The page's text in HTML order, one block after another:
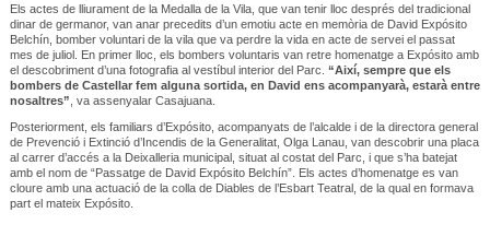
Els actes de lliurament de la Medalla de la Vila, que van tenir lloc després del tradicional
dinar de germanor, van anar precedits d’un emotiu acte en memòria de David Expósito
Belchín, bomber voluntari de la vila que va perdre la vida en acte de servei el passat
mes de juliol. En primer lloc, els bombers voluntaris van retre homenatge a Expósito amb
el descobriment d’una fotografia al vestíbul interior del Parc. “Així, sempre que els
bombers de Castellar fem alguna sortida, en David ens acompanyarà, estarà entre
nosaltres” , va assenyalar Casajuana.
Posteriorment, els familiars d’Expósito, acompanyats de l’alcalde i de la directora general
de Prevenció i Extinció d’Incendis de la Generalitat, Olga Lanau, van descobrir una placa
al carrer d’accés a la Deixalleria municipal, situat al costat del Parc, i que s’ha batejat
amb el nom de “Passatge de David Expósito Belchín”. Els actes d’homenatge es van
cloure amb una actuació de la colla de Diables de l’Esbart Teatral, de la qual en formava
part el mateix Expósito.